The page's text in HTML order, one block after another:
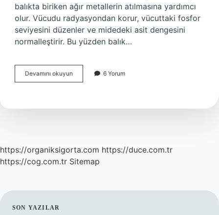
balıkta biriken ağır metallerin atılmasına yardımcı
olur. Vücudu radyasyondan korur, vücuttaki fosfor
seviyesini düzenler ve midedeki asit dengesini
normalleştirir. Bu yüzden balık…
Devamını okuyun
Helvası
Yenir
6 Yorum
https://organiksigorta.com https://duce.com.tr
https://cog.com.tr Sitemap
SON YAZILAR